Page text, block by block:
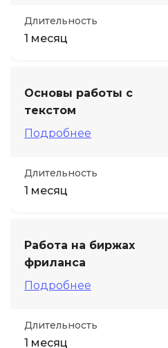
Длительность
1 месяц
Основы работы с
текстом
Подробнее
Длительность
1 месяц
Работа на биржах
фриланса
Подробнее
Длительность
1 месяц